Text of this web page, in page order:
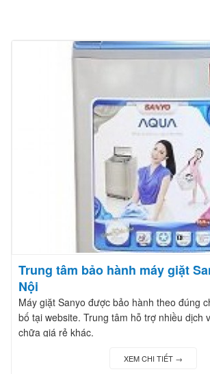
Trung tâm bảo hành máy giặt
Nội
Máy giặt Sanyo được bảo hành theo đúng
bố tại website. Trung tâm hỗ trợ nhiều dịch
chữa giá rẻ khác.
XEM CHI TIẾT →